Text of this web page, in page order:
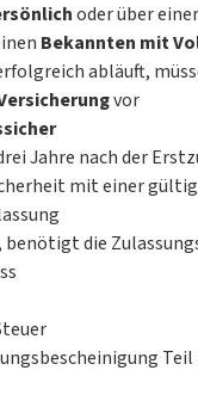
oder über
Bekannten mit
abläuft,
vor
Jahre nach der
mit einer
benötigt die